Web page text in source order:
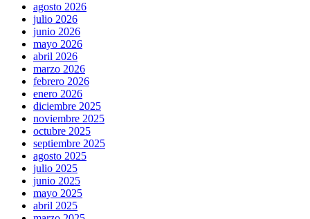
agosto 2026
julio 2026
junio 2026
mayo 2026
abril 2026
marzo 2026
febrero 2026
enero 2026
diciembre 2025
noviembre 2025
octubre 2025
septiembre 2025
agosto 2025
julio 2025
junio 2025
mayo 2025
abril 2025